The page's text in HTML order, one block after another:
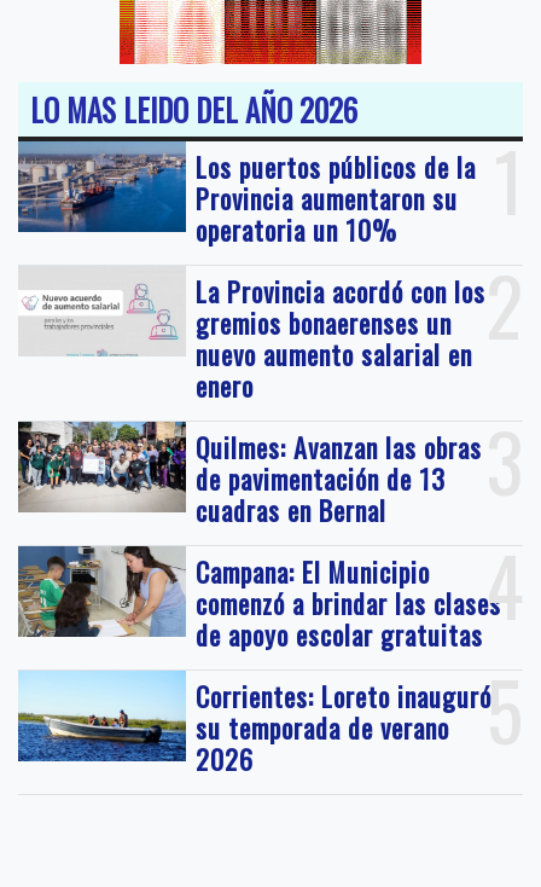
LO MAS LEIDO DEL AÑO 2026
1
Los puertos públicos de la
Provincia aumentaron su
operatoria un 10%
2
La Provincia acordó con los
gremios bonaerenses un
nuevo aumento salarial en
enero
3
Quilmes: Avanzan las obras
de pavimentación de 13
cuadras en Bernal
4
Campana: El Municipio
comenzó a brindar las clases
de apoyo escolar gratuitas
5
Corrientes: Loreto inauguró
su temporada de verano
2026